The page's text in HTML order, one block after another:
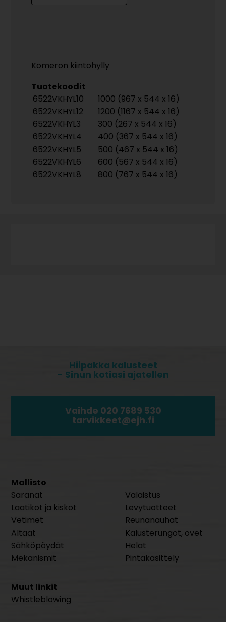
Komeron kiintohylly
Tuotekoodit
6522VKHYL10
1000 (967 x 544 x 16)
6522VKHYL12
1200 (1167 x 544 x 16)
6522VKHYL3
300 (267 x 544 x 16)
6522VKHYL4
400 (367 x 544 x 16)
6522VKHYL5
500 (467 x 544 x 16)
6522VKHYL6
600 (567 x 544 x 16)
6522VKHYL8
800 (767 x 544 x 16)
Hiipakka kalusteet
- Sinun kotiasi ajatellen
Vaihde 020 7689 530
tarvikkeet@ejh.fi
Mallisto
Saranat
Laatikot ja kiskot
Vetimet
Altaat
Sähköpöydät
Mekanismit
Valaistus
Levytuotteet
Reunanauhat
Kalusterungot, ovet
Helat
Pintakäsittely
Muut linkit
Whistleblowing